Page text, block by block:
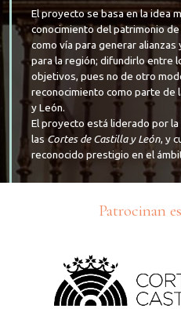
El proyecto se basa en la idea
conocimiento del patrimonio
como vía para generar
para la región; difundirlo entre
objetivos, pues no de otro
reconocimiento como parte de
y León.
El proyecto está liderado por la
lasCortes de Castilla y León, y
reconocido prestigio en el
Patrocinan